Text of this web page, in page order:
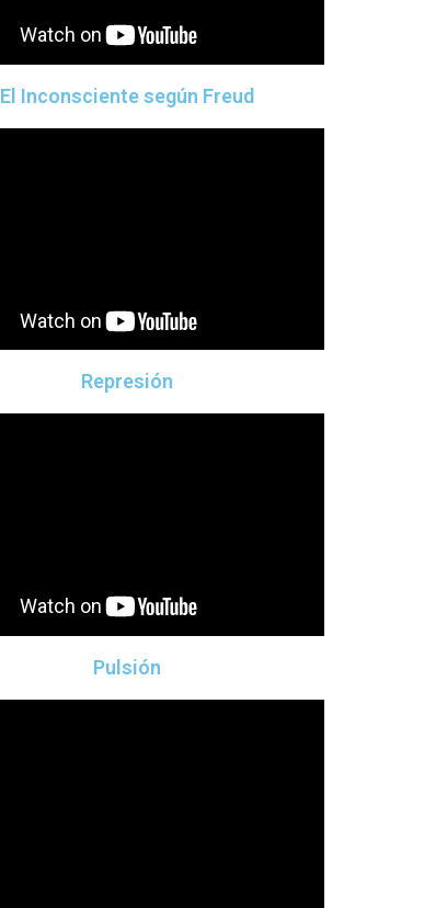
El Inconsciente según Freud
Represión
Pulsión